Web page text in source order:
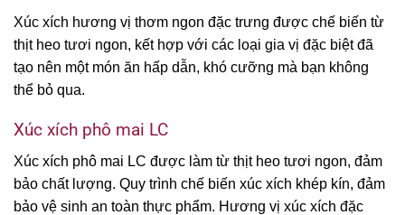
Xúc xích hương vị thơm ngon đặc trưng được chế biến từ
thịt heo tươi ngon, kết hợp với các loại gia vị đặc biệt đã
tạo nên một món ăn hấp dẫn, khó cưỡng mà bạn không
thể bỏ qua.
Xúc xích phô mai LC
Xúc xích phô mai LC được làm từ thịt heo tươi ngon, đảm
bảo chất lượng. Quy trình chế biến xúc xích khép kín, đảm
bảo vệ sinh an toàn thực phẩm. Hương vị xúc xích đặc